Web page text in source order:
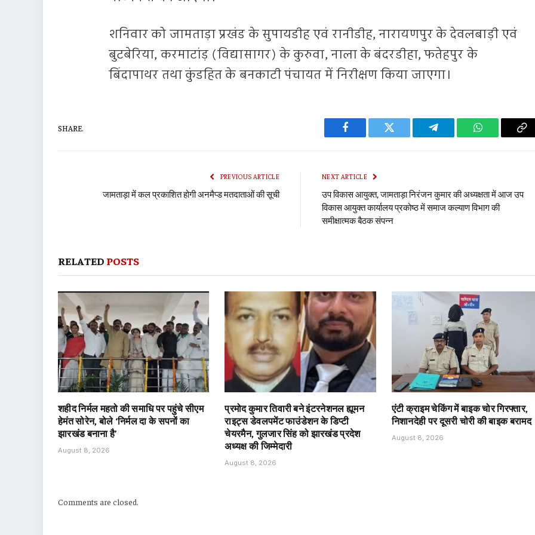
शनिवार को जामताड़ा प्रखंड के सुपायडीह एवं रानीडीह, नारायणपुर के देवलबाड़ी एवं
बुटबेरिया, करमाटांड़ (विद्यासागर) के कुरुवा, नाला के बंदरडीहा, फतेहपुर के
बिंदापाथर तथा कुंडहित के बनकाटी पंचायत में निरीक्षण किया जाएगा।
SHARE.
Facebook Twitter Telegram WhatsApp
PREVIOUS ARTICLE
जामताड़ा में कल प्रकाशित होगी अनमैप्ड मतदाताओं की सूची
NEXT ARTICLE
उप विकास आयुक्त, जामताड़ा निरंजन कुमार की अध्यक्षता में आज उप
विकास आयुक्त कार्यालय प्रकोष्ठ में समाज कल्याण विभाग की
समीक्षात्मक बैठक संपन्न
RELATED POSTS
शहीद निर्मल महतो की समाधि पर पहुंचे सीएम
हेमंत सोरेन, बोले ‘निर्मल दा के सपनों का
झारखंड बनाना है’
August 8, 2026
प्रमोद कुमार तिवारी बने इंटरनेशनल ह्यूमन
राइट्स डेवलपमेंट फाउंडेशन के डिप्टी
चेयरमैन, गुलजार सिंह को झारखंड प्रदेश
अध्यक्ष की जिम्मेदारी
August 8, 2026
एंटी क्राइम चेकिंग में बाइक चोर गिरफ्तार,
निशानदेही पर दूसरी चोरी की बाइक बरामद
August 8, 2026
Comments are closed.